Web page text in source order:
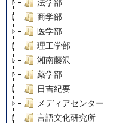
法学部
商学部
医学部
理工学部
湘南藤沢
薬学部
日吉紀要
メディアセンター
言語文化研究所